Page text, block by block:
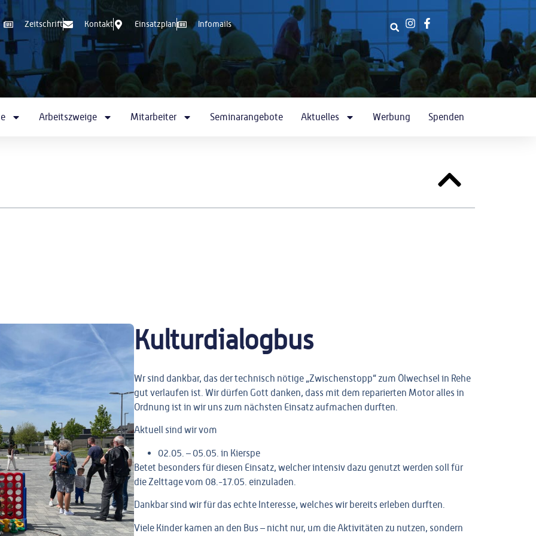
Zeitschrift Kontakt Einsatzplan Infomails
Arbeitszweige Mitarbeiter Seminarangebote Aktuelles Werbung Spenden
Kulturdialogbus
Wr sind dankbar, das der technisch nötige „Zwischenstopp“ zum Ölwechsel in Rehe
gut verlaufen ist. Wir dürfen Gott danken, dass mit dem reparierten Motor alles in
Ordnung ist in wir uns zum nächsten Einsatz aufmachen durften.
Aktuell sind wir vom
02.05. – 05.05. in Kierspe
Betet besonders für diesen Einsatz, welcher intensiv dazu genutzt werden soll für
die Zelttage vom 08.-17.05. einzuladen.
Dankbar sind wir für das echte Interesse, welches wir bereits erleben durften.
Viele Kinder kamen an den Bus – nicht nur, um die Aktivitäten zu nutzen, sondern